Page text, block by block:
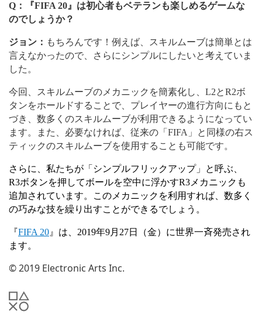
Q ：『FIFA 20』は初心者もベテランも楽しめるゲームな
のでしょうか？
ジョン： もちろんです！例えば、スキルムーブは簡単とは
言えなかったので、さらにシンプルにしたいと考えていま
した。
今回、スキルムーブのメカニックを簡素化し、 L2とR2ボ
タンをホールドすることで、プレイヤーの進行方向にもと
づき、数多くのスキルムーブが利用できるようになってい
ます。また、必要なければ、従来の「 FIFA 」と同様の右ス
ティックのスキルムーブを使用することも可能です。
さらに、私たちが「シンプルフリックアップ」と呼ぶ、
R3ボタンを押してボールを空中に浮かすR3メカニックも
追加されています。このメカニックを利用すれば、数多く
の巧みな技を繰り出すことができるでしょう。
『 FIFA 20』は、 2019年9月 27日（金）に世界一斉発売され
ます。
© 2019 Electronic Arts Inc.